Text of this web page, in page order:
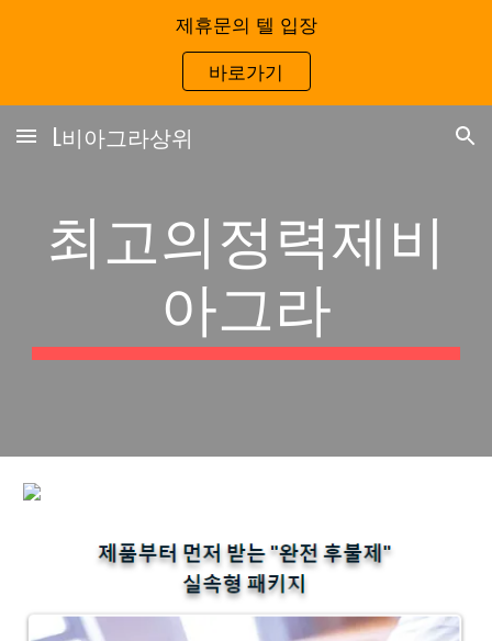
제휴문의 텔 입장
바로가기
L비아그라상위
최고의정력제비
아그라